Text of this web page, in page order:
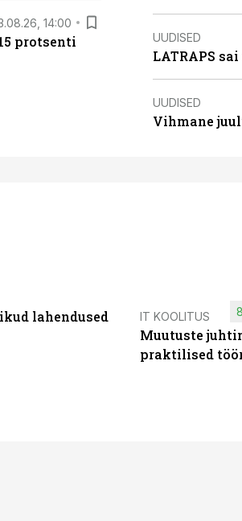
14:00
protsenti UUDISED
LATRAPS
UUDISED
Vihmane
lahendused
IT KOOLITUS
Muutuste
praktilised